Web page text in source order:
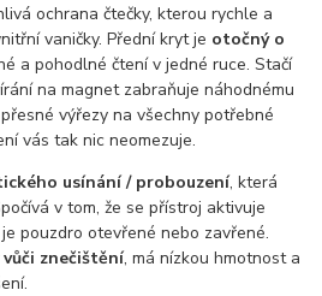
ochrana čtečky, kterou rychle a
vaničky. Přední kryt je otočný o
a pohodlné čtení v jedné ruce. Stačí
na magnet zabraňuje náhodnému
výřezy na všechny potřebné
vás tak nic neomezuje.
usínání / probouzení, která
v tom, že se přístroj aktivuje
pouzdro otevřené nebo zavřené.
znečištění, má nízkou hmotnost a